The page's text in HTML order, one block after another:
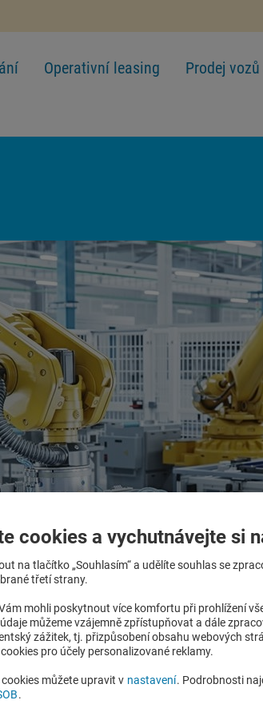
Operativní leasing Prodej
banky v programuBezúročný
prověřené 30letou zkušeností.
s přípravou žádosti na NRB.
cookies a vychutnávejte si
na tlačítko „Souhlasím“ a udělíte souhlas se
třetí strany.
mohli poskytnout více komfortu při prohlížení
můžeme vzájemně zpřístupňovat a dále
zážitek, tj. přizpůsobení obsahu webových
pro účely personalizované reklamy.
cookies můžete upravit v nastavení. Podrobnosti
.